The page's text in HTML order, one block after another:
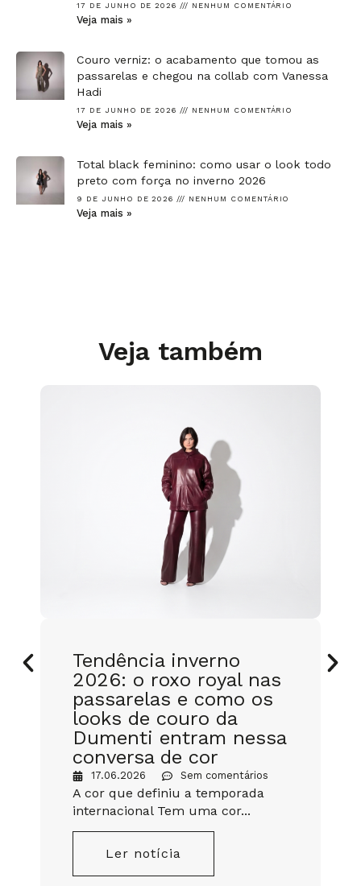
17 DE JUNHO DE 2026 NENHUM COMENTÁRIO
Veja mais »
Couro verniz: o acabamento que tomou as
passarelas e chegou na collab com Vanessa
Hadi
17 DE JUNHO DE 2026 NENHUM COMENTÁRIO
Veja mais »
Total black feminino: como usar o look todo
preto com força no inverno 2026
9 DE JUNHO DE 2026 NENHUM COMENTÁRIO
Veja mais »
Veja também
Tendência inverno
2026: o roxo royal nas
passarelas e como os
looks de couro da
Dumenti entram nessa
conversa de cor
17.06.2026 Sem comentários
A cor que definiu a temporada
internacional Tem uma cor...
Ler notícia